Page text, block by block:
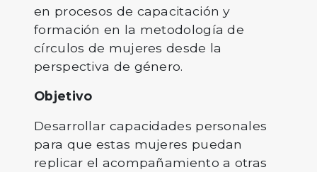
en procesos de capacitación y
formación en la metodología de
círculos de mujeres desde la
perspectiva de género.
Objetivo
Desarrollar capacidades personales
para que estas mujeres puedan
replicar el acompañamiento a otras